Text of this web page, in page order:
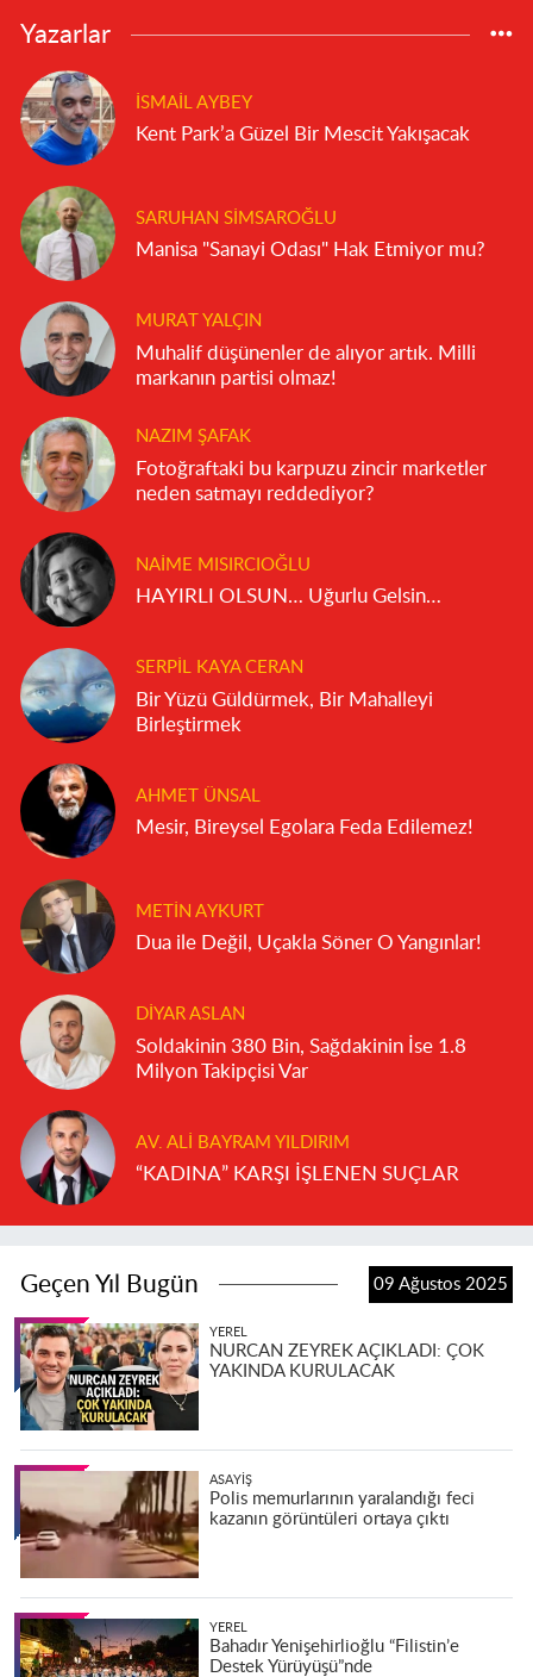
Yazarlar
İSMAIL AYBEY
Kent Park’a Güzel Bir Mescit Yakışacak
SARUHAN SIMSAROĞLU
Manisa "Sanayi Odası" Hak Etmiyor mu?
MURAT YALÇIN
Muhalif düşünenler de alıyor artık. Milli
markanın partisi olmaz!
NAZIM ŞAFAK
Fotoğraftaki bu karpuzu zincir marketler
neden satmayı reddediyor?
NAIME MISIRCIOĞLU
HAYIRLI OLSUN… Uğurlu Gelsin…
SERPIL KAYA CERAN
Bir Yüzü Güldürmek, Bir Mahalleyi
Birleştirmek
AHMET ÜNSAL
Mesir, Bireysel Egolara Feda Edilemez!
METIN AYKURT
Dua ile Değil, Uçakla Söner O Yangınlar!
DIYAR ASLAN
Soldakinin 380 Bin, Sağdakinin İse 1.8
Milyon Takipçisi Var
AV. ALI BAYRAM YILDIRIM
“KADINA” KARŞI İŞLENEN SUÇLAR
Geçen Yıl Bugün 09 Ağustos 2025
YEREL
NURCAN ZEYREK AÇIKLADI: ÇOK
YAKINDA KURULACAK
ASAYIŞ
Polis memurlarının yaralandığı feci
kazanın görüntüleri ortaya çıktı
YEREL
Bahadır Yenişehirlioğlu “Filistin’e
Destek Yürüyüşü”nde